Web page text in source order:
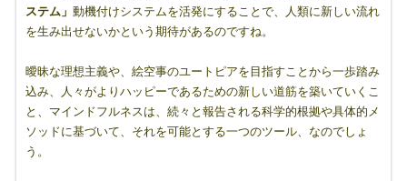
ステム」 動機付けシステムを活発にすることで、人類に新しい流れ
を生み出せないかという期待があるのですね。
曖昧な理想主義や、絵空事のユートピアを目指すことから一歩踏み
込み、人々がよりハッピーであるための新しい道筋を築いていくこ
と、マインドフルネスは、続々と報告される科学的根拠や具体的メ
ソッドに基づいて、それを可能とする一つのツール、なのでしょ
う。